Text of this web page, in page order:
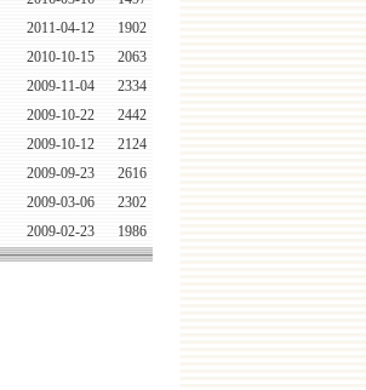
2011-04-12
1902
2010-10-15
2063
2009-11-04
2334
2009-10-22
2442
2009-10-12
2124
2009-09-23
2616
2009-03-06
2302
2009-02-23 1986